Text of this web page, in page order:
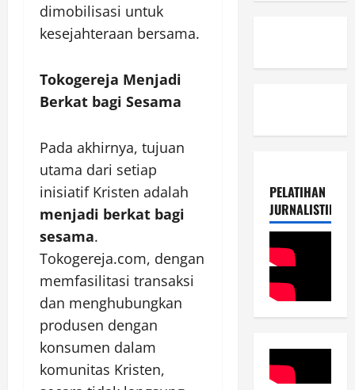
dimobilisasi untuk
kesejahteraan bersama.
Tokogereja Menjadi
Berkat bagi Sesama
Pada akhirnya, tujuan
utama dari setiap
inisiatif Kristen adalah
menjadi berkat bagi
sesama.
Tokogereja.com, dengan
memfasilitasi transaksi
dan menghubungkan
produsen dengan
konsumen dalam
komunitas Kristen,
PELATIHAN
JURNALISTIK